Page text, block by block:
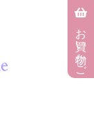
お買い物かご